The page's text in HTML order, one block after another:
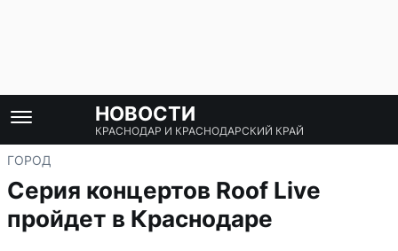
НОВОСТИ
КРАСНОДАР И КРАСНОДАРСКИЙ КРАЙ
ГОРОД
Серия концертов Roof Live
пройдет в Краснодаре